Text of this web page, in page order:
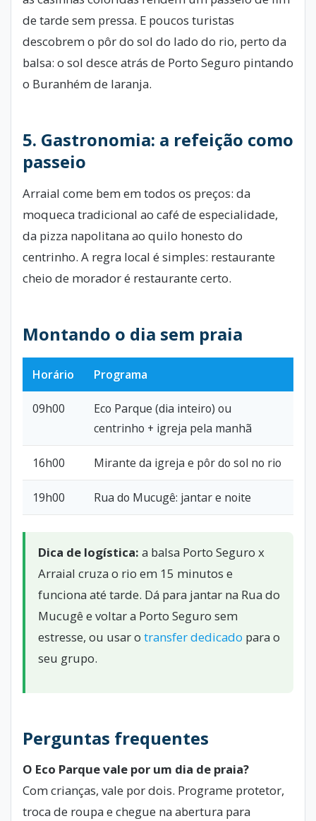
de tarde sem pressa. E poucos turistas
descobrem o pôr do sol do lado do rio, perto da
balsa: o sol desce atrás de Porto Seguro pintando
o Buranhém de laranja.
5. Gastronomia: a refeição como
passeio
Arraial come bem em todos os preços: da
moqueca tradicional ao café de especialidade,
da pizza napolitana ao quilo honesto do
centrinho. A regra local é simples: restaurante
cheio de morador é restaurante certo.
Montando o dia sem praia
Horário Programa
09h00
Eco Parque (dia inteiro) ou
centrinho + igreja pela manhã
16h00 Mirante da igreja e pôr do sol no rio
19h00 Rua do Mucugê: jantar e noite
Dica de logística: a balsa Porto Seguro x
Arraial cruza o rio em 15 minutos e
funciona até tarde. Dá para jantar na Rua do
Mucugê e voltar a Porto Seguro sem
estresse, ou usar o transfer dedicado para o
seu grupo.
Perguntas frequentes
O Eco Parque vale por um dia de praia?
Com crianças, vale por dois. Programe protetor,
troca de roupa e chegue na abertura para